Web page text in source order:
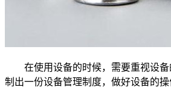
在使用设备的时候，需要重视设备
制出一份设备管理制度，做好设备的